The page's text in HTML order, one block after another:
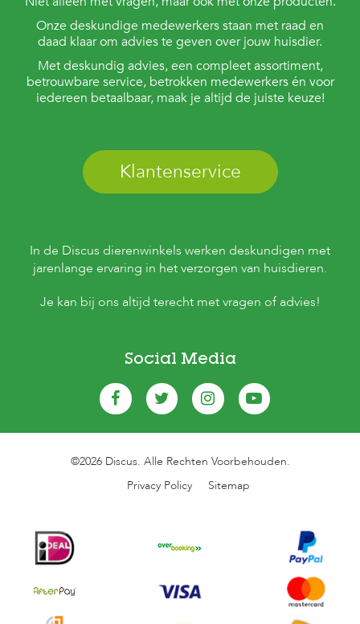
Onze deskundige medewerkers staan met raad en
daad klaar om advies te geven over jouw huisdier.
Met deskundig advies, een compleet assortiment,
betrouwbare service, betrokken medewerkers én voor
iedereen betaalbaar, maak je altijd de juiste keuze!
Klantenservice
In de Discus dierenwinkels werken deskundigen met
jarenlange ervaring in het verzorgen van huisdieren.
Je kan bij ons altijd terecht met vragen of advies!
Social Media
©2026 Discus. Alle Rechten Voorbehouden.
Privacy Policy
Sitemap